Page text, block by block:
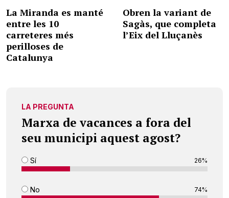
La Miranda es manté
entre les 10
carreteres més
perilloses de
Catalunya
Obren la variant de
Sagàs, que completa
l’Eix del Lluçanès
LA PREGUNTA
Marxa de vacances a fora del
seu municipi aquest agost?
Sí 26%
No 74%